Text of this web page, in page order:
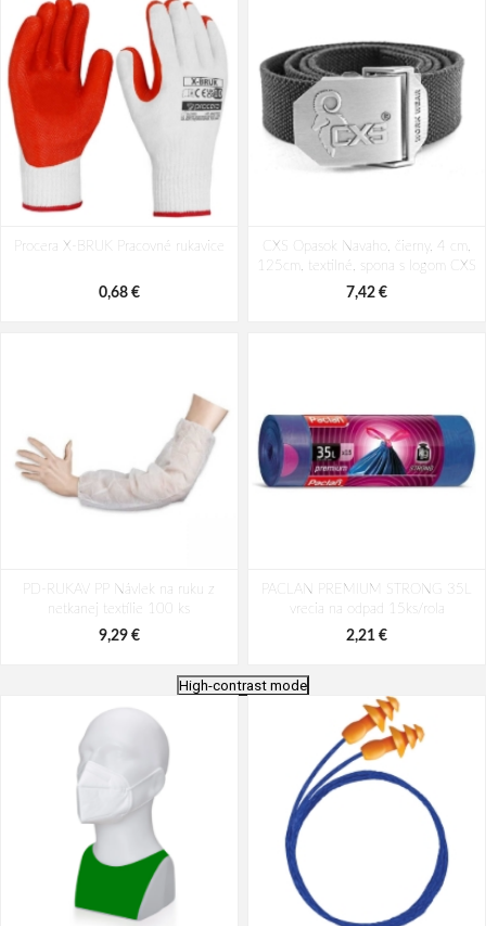
Procera X-BRUK Pracovné rukavice
0,68 €
CXS Opasok Navaho, čierny, 4 cm,
125cm, textilné, spona s logom CXS
7,42 €
PD-RUKAV PP Návlek na ruku z
netkanej textílie 100 ks
9,29 €
PACLAN PREMIUM STRONG 35L
vrecia na odpad 15ks/rola
2,21 €
High-contrast mode